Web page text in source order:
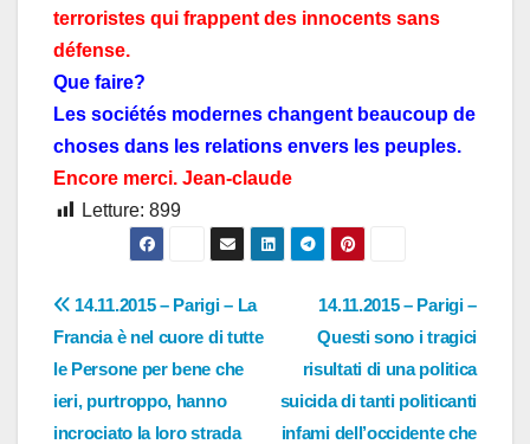
terroristes qui frappent des innocents sans
défense.
Que faire?
Les sociétés modernes changent beaucoup de
choses dans les relations envers les peuples.
Encore merci. Jean-claude
Letture: 899
Navigazione
articoli
14.11.2015 – Parigi –
Questi sono i tragici
risultati di una politica
suicida di tanti politicanti
infami dell’occidente che
14.11.2015 – Parigi – La
Francia è nel cuore di tutte
le Persone per bene che
ieri, purtroppo, hanno
incrociato la loro strada